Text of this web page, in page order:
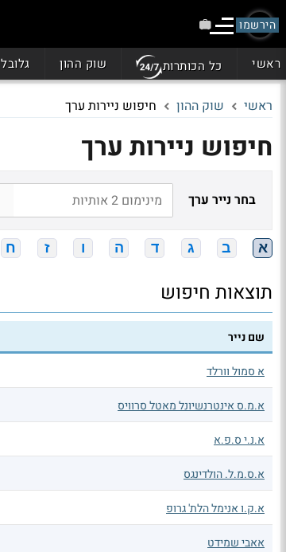
הירשמו
ראשי כל הכותרות שוק ההון גלובל
ראשי שוק ההון חיפוש ניירות ערך
חיפוש ניירות ערך
בחר נייר ערך
א ב ג ד ה ו ז ח
תוצאות חיפוש
שם נייר
א סמול וורלד
א.מ.ס אינטרנשיונל מאטל סרוויס
א.נ.י ס.פ.א
א.ס.מ.ל. הולדינגס
א.ק.ו אנימל הלת' גרופ
אאבי שמידט